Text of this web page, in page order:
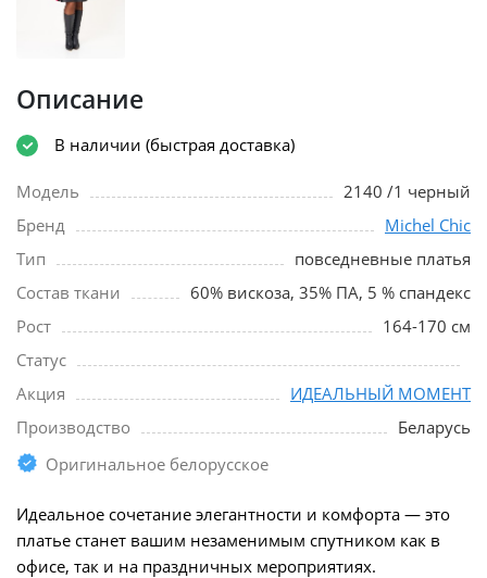
Описание
В наличии (быстрая доставка)
Модель
2140 /1 черный
Бренд
Michel Chic
Тип
повседневные платья
Состав ткани
60% вискоза, 35% ПА, 5 % спандекс
Рост
164-170 см
Статус
Акция
ИДЕАЛЬНЫЙ МОМЕНТ
Производство
Беларусь
Оригинальное белорусское
Идеальное сочетание элегантности и комфорта — это
платье станет вашим незаменимым спутником как в
офисе, так и на праздничных мероприятиях.